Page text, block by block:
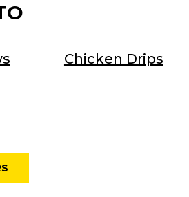
Chicken Drips